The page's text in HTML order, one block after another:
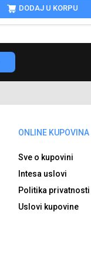
DODAJ U KORPU
ONLINE KUPOVINA
Sve o kupovini
Intesa uslovi
Politika privatnosti
Uslovi kupovine